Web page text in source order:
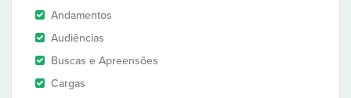
Andamentos
Audiências
Buscas e Apreensões
Cargas